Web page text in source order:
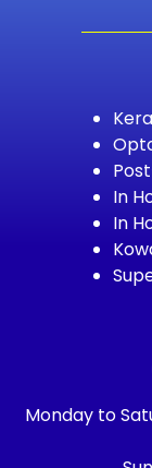
In
In
Monday to